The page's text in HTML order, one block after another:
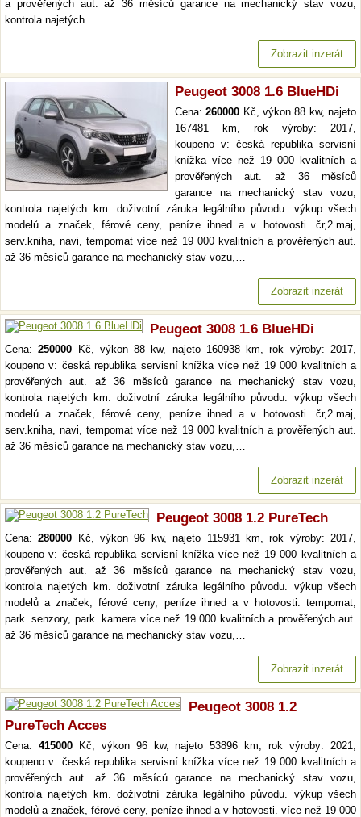
a prověřených aut. až 36 měsíců garance na mechanický stav vozu,
kontrola najetých…
Zobrazit inzerát
Peugeot 3008 1.6 BlueHDi
Cena:260000 Kč, výkon 88 kw, najeto
167481 km, rok výroby: 2017,
koupeno v: česká republika servisní
knížka více než 19 000 kvalitních a
prověřených aut. až 36 měsíců
garance na mechanický stav vozu,
kontrola najetých km. doživotní záruka legálního původu. výkup všech
modelů a značek, férové ceny, peníze ihned a v hotovosti. čr,2.maj,
serv.kniha, navi, tempomat více než 19 000 kvalitních a prověřených aut.
až 36 měsíců garance na mechanický stav vozu,…
Zobrazit inzerát
Peugeot 3008 1.6 BlueHDi
Cena:250000 Kč, výkon 88 kw, najeto 160938 km, rok výroby: 2017,
koupeno v: česká republika servisní knížka více než 19 000 kvalitních a
prověřených aut. až 36 měsíců garance na mechanický stav vozu,
kontrola najetých km. doživotní záruka legálního původu. výkup všech
modelů a značek, férové ceny, peníze ihned a v hotovosti. čr,2.maj,
serv.kniha, navi, tempomat více než 19 000 kvalitních a prověřených aut.
až 36 měsíců garance na mechanický stav vozu,…
Zobrazit inzerát
Peugeot 3008 1.2 PureTech
Cena:280000 Kč, výkon 96 kw, najeto 115931 km, rok výroby: 2017,
koupeno v: česká republika servisní knížka více než 19 000 kvalitních a
prověřených aut. až 36 měsíců garance na mechanický stav vozu,
kontrola najetých km. doživotní záruka legálního původu. výkup všech
modelů a značek, férové ceny, peníze ihned a v hotovosti. tempomat,
park. senzory, park. kamera více než 19 000 kvalitních a prověřených aut.
až 36 měsíců garance na mechanický stav vozu,…
Zobrazit inzerát
Peugeot 3008 1.2
PureTech Acces
Cena: 415000Kč, výkon 96 kw, najeto 53896 km, rok výroby: 2021,
koupeno v: česká republika servisní knížka více než 19 000 kvalitních a
prověřených aut. až 36 měsíců garance na mechanický stav vozu,
kontrola najetých km. doživotní záruka legálního původu. výkup všech
modelů a značek, férové ceny, peníze ihned a v hotovosti. více než 19 000